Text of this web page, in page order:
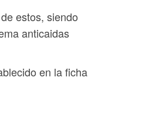
estos, siendo
anticaidas
en la ficha